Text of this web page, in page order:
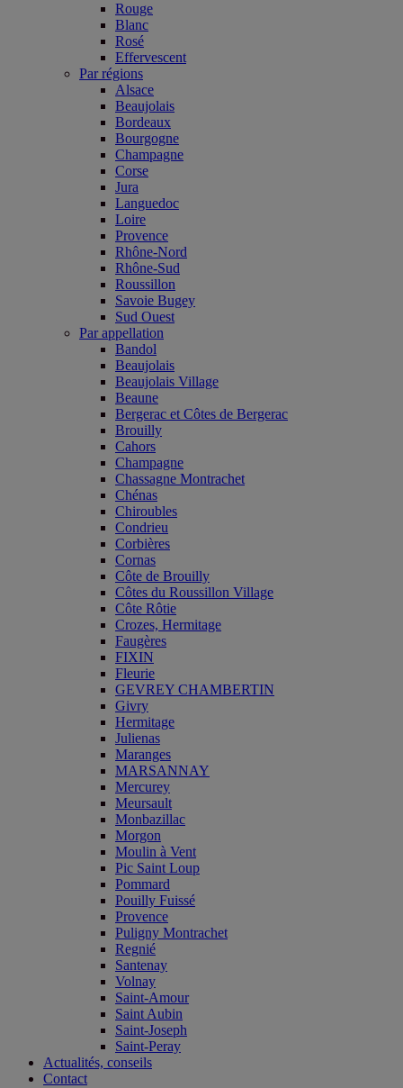
Rouge
Blanc
Rosé
Effervescent
Par régions
Alsace
Beaujolais
Bordeaux
Bourgogne
Champagne
Corse
Jura
Languedoc
Loire
Provence
Rhône-Nord
Rhône-Sud
Roussillon
Savoie Bugey
Sud Ouest
Par appellation
Bandol
Beaujolais
Beaujolais Village
Beaune
Bergerac et Côtes de Bergerac
Brouilly
Cahors
Champagne
Chassagne Montrachet
Chénas
Chiroubles
Condrieu
Corbières
Cornas
Côte de Brouilly
Côtes du Roussillon Village
Côte Rôtie
Crozes, Hermitage
Faugères
FIXIN
Fleurie
GEVREY CHAMBERTIN
Givry
Hermitage
Julienas
Maranges
MARSANNAY
Mercurey
Meursault
Monbazillac
Morgon
Moulin à Vent
Pic Saint Loup
Pommard
Pouilly Fuissé
Provence
Puligny Montrachet
Regnié
Santenay
Volnay
Saint-Amour
Saint Aubin
Saint-Joseph
Saint-Peray
Actualités, conseils
Contact